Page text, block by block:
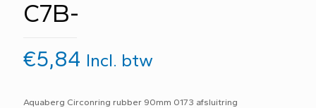
C7B-
€5,84 Incl. btw
Aquaberg Circonring rubber 90mm 0173 afsluitring